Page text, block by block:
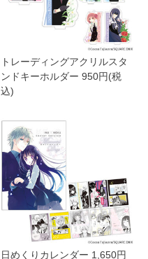
トレーディングアクリルスタ
ンドキーホルダー 950円(税
込)
日めくりカレンダー 1,650円